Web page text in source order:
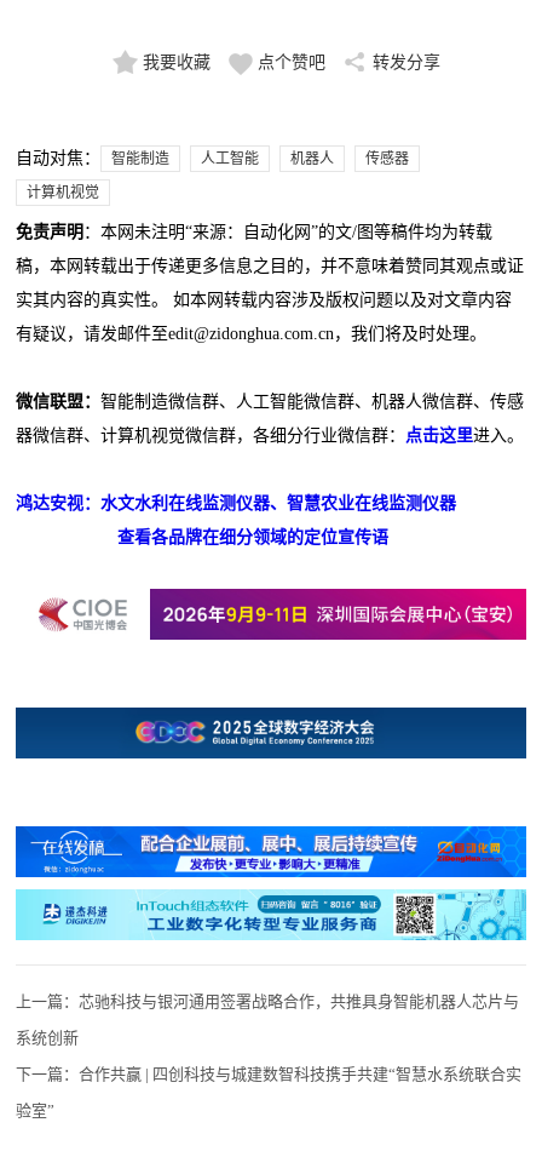
我要收藏 点个赞吧 转发分享
自动对焦： 智能制造 人工智能 机器人
传感器
计算机视觉
免责声明 ：本网未注明“来源：自动化网”的文/图等稿件均为转载
稿，本网转载出于传递更多信息之目的，并不意味着赞同其观点或证
实其内容的真实性。 如本网转载内容涉及版权问题以及对文章内容
有疑议，请发邮件至edit@zidonghua.com.cn，我们将及时处理。
微信联盟：智能制造微信群、人工智能微信群、机器人微信群、传感
器微信群、计算机视觉微信群，各细分行业微信群：
点击这里进入。
鸿达安视：水文水利在线监测仪器、智慧农业在线监测仪器
查看各品牌在细分领域的定位宣传语
上一篇：芯驰科技与银河通用签署战略合作，共推具身智能机器人芯片与
系统创新
下一篇：合作共赢 | 四创科技与城建数智科技携手共建“智慧水系统联合实
验室”